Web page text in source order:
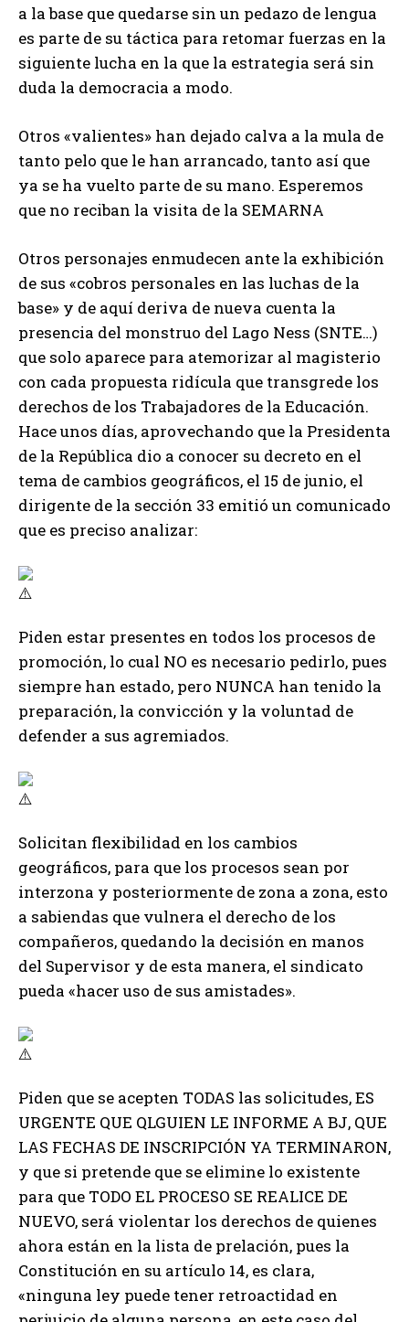
a la base que quedarse sin un pedazo de lengua
es parte de su táctica para retomar fuerzas en la
siguiente lucha en la que la estrategia será sin
duda la democracia a modo.
Otros «valientes» han dejado calva a la mula de
tanto pelo que le han arrancado, tanto así que
ya se ha vuelto parte de su mano. Esperemos
que no reciban la visita de la SEMARNA
Otros personajes enmudecen ante la exhibición
de sus «cobros personales en las luchas de la
base» y de aquí deriva de nueva cuenta la
presencia del monstruo del Lago Ness (SNTE…)
que solo aparece para atemorizar al magisterio
con cada propuesta ridícula que transgrede los
derechos de los Trabajadores de la Educación.
Hace unos días, aprovechando que la Presidenta
de la República dio a conocer su decreto en el
tema de cambios geográficos, el 15 de junio, el
dirigente de la sección 33 emitió un comunicado
que es preciso analizar:
Piden estar presentes en todos los procesos de
promoción, lo cual NO es necesario pedirlo, pues
siempre han estado, pero NUNCA han tenido la
preparación, la convicción y la voluntad de
defender a sus agremiados.
Solicitan flexibilidad en los cambios
geográficos, para que los procesos sean por
interzona y posteriormente de zona a zona, esto
a sabiendas que vulnera el derecho de los
compañeros, quedando la decisión en manos
del Supervisor y de esta manera, el sindicato
pueda «hacer uso de sus amistades».
Piden que se acepten TODAS las solicitudes, ES
URGENTE QUE QLGUIEN LE INFORME A BJ, QUE
LAS FECHAS DE INSCRIPCIÓN YA TERMINARON,
y que si pretende que se elimine lo existente
para que TODO EL PROCESO SE REALICE DE
NUEVO, será violentar los derechos de quienes
ahora están en la lista de prelación, pues la
Constitución en su artículo 14, es clara,
«ninguna ley puede tener retroactidad en